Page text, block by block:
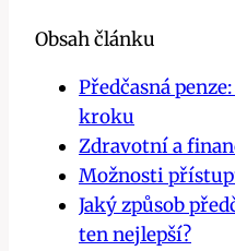
Obsah článku
Předčasná
kroku
Zdravotní a
Možnosti
Jaký způsob
ten nejlepší?